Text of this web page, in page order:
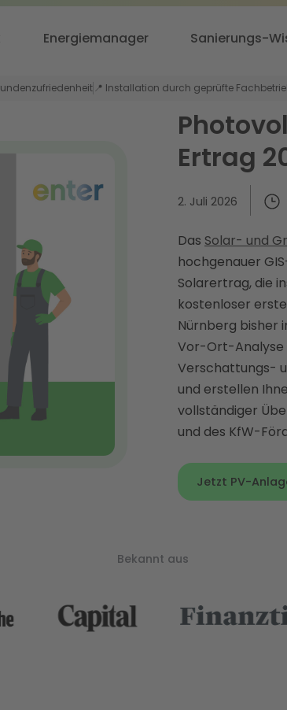
Energiemanager Sanierungs-
📍 Installation durch geprüfte
Ertrag
2. Juli 2026
Das Solar- und
hochgenauer
Solarertrag, die
kostenloser
Nürnberg bisher
Vor-Ort-Analyse
Verschattungs-
und erstellen
vollständiger
und des KfW-
Jetzt PV-
Bekannt aus